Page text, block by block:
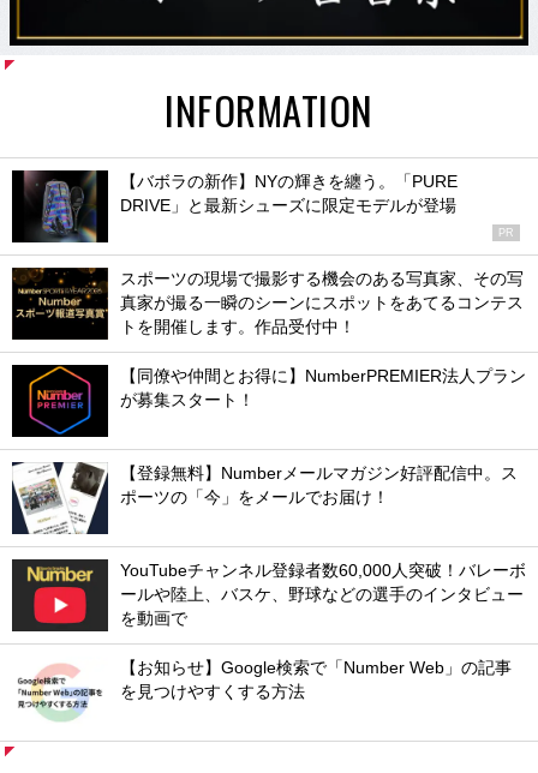
INFORMATION
【バボラの新作】NYの輝きを纏う。「PURE
DRIVE」と最新シューズに限定モデルが登場
PR
スポーツの現場で撮影する機会のある写真家、その写
真家が撮る一瞬のシーンにスポットをあてるコンテス
トを開催します。作品受付中！
【同僚や仲間とお得に】NumberPREMIER法人プラン
が募集スタート！
【登録無料】Numberメールマガジン好評配信中。ス
ポーツの「今」をメールでお届け！
YouTubeチャンネル登録者数60,000人突破！バレーボ
ールや陸上、バスケ、野球などの選手のインタビュー
を動画で
【お知らせ】Google検索で「Number Web」の記事
を見つけやすくする方法